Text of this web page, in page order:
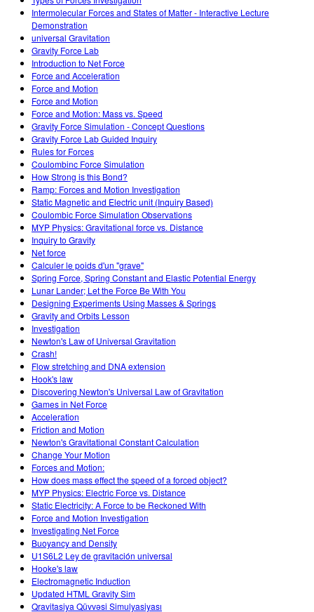
Intermolecular Forces and States of Matter - Interactive Lecture
Demonstration
universal Gravitation
Gravity Force Lab
Introduction to Net Force
Force and Acceleration
Force and Motion
Force and Motion
Force and Motion: Mass vs. Speed
Gravity Force Simulation - Concept Questions
Gravity Force Lab Guided Inquiry
Rules for Forces
Coulombinc Force Simulation
How Strong is this Bond?
Ramp: Forces and Motion Investigation
Static Magnetic and Electric unit (Inquiry Based)
Coulombic Force Simulation Observations
MYP Physics: Gravitational force vs. Distance
Inquiry to Gravity
Net force
Calculer le poids d'un "grave"
Spring Force, Spring Constant and Elastic Potential Energy
Lunar Lander; Let the Force Be With You
Designing Experiments Using Masses & Springs
Gravity and Orbits Lesson
Investigation
Newton's Law of Universal Gravitation
Crash!
Flow stretching and DNA extension
Hook's law
Discovering Newton's Universal Law of Gravitation
Games in Net Force
Acceleration
Friction and Motion
Newton's Gravitational Constant Calculation
Change Your Motion
Forces and Motion:
How does mass effect the speed of a forced object?
MYP Physics: Electric Force vs. Distance
Static Electricity: A Force to be Reckoned With
Force and Motion Investigation
Investigating Net Force
Buoyancy and Density
U1S6L2 Ley de gravitación universal
Hooke's law
Electromagnetic Induction
Updated HTML Gravity Sim
Qravitasiya Qüvvəsi Simulyasiyası